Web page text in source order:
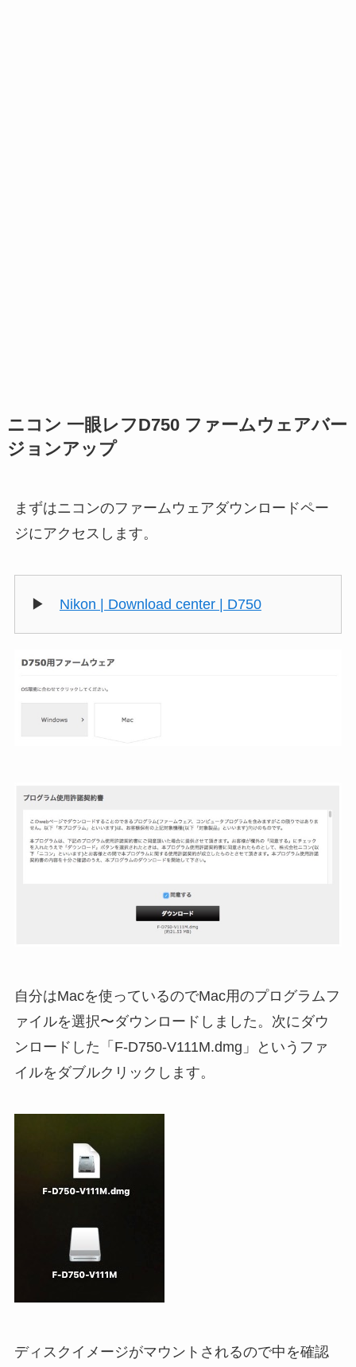
ニコン 一眼レフD750 ファームウェアバー
ジョンアップ
まずはニコンのファームウェアダウンロードペー
ジにアクセスします。
▶ Nikon | Download center | D750
自分はMacを使っているのでMac用のプログラムフ
ァイルを選択〜ダウンロードしました。次にダウ
ンロードした「F-D750-V111M.dmg」というファ
イルをダブルクリックします。
ディスクイメージがマウントされるので中を確認